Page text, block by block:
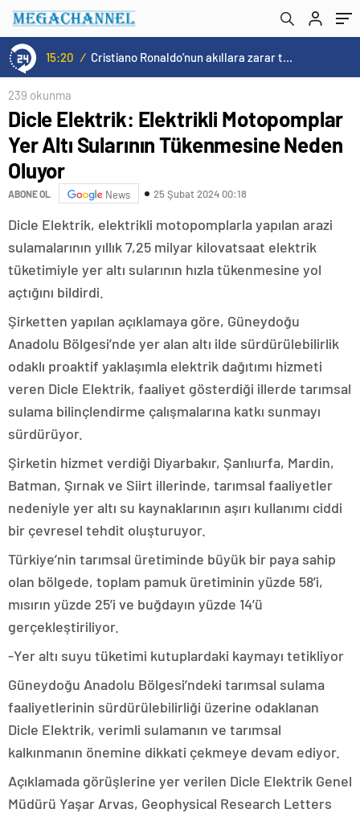
15:20 / Cristiano Ronaldo’nun akıllara zarar tüm kariyerinin istatistiğini çıkardık !
239 okunma
Dicle Elektrik: Elektrikli Motopomplar
Yer Altı Sularının Tükenmesine Neden
Oluyor
ABONE OL News 25 Şubat 2024 00:18
Dicle Elektrik, elektrikli motopomplarla yapılan arazi
sulamalarının yıllık 7,25 milyar kilovatsaat elektrik
tüketimiyle yer altı sularının hızla tükenmesine yol
açtığını bildirdi.
Şirketten yapılan açıklamaya göre, Güneydoğu
Anadolu Bölgesi’nde yer alan altı ilde sürdürülebilirlik
odaklı proaktif yaklaşımla elektrik dağıtımı hizmeti
veren Dicle Elektrik, faaliyet gösterdiği illerde tarımsal
sulama bilinçlendirme çalışmalarına katkı sunmayı
sürdürüyor.
Şirketin hizmet verdiği Diyarbakır, Şanlıurfa, Mardin,
Batman, Şırnak ve Siirt illerinde, tarımsal faaliyetler
nedeniyle yer altı su kaynaklarının aşırı kullanımı ciddi
bir çevresel tehdit oluşturuyor.
Türkiye’nin tarımsal üretiminde büyük bir paya sahip
olan bölgede, toplam pamuk üretiminin yüzde 58’i,
mısırın yüzde 25’i ve buğdayın yüzde 14’ü
gerçekleştiriliyor.
-Yer altı suyu tüketimi kutuplardaki kaymayı tetikliyor
Güneydoğu Anadolu Bölgesi’ndeki tarımsal sulama
faaliyetlerinin sürdürülebilirliği üzerine odaklanan
Dicle Elektrik, verimli sulamanın ve tarımsal
kalkınmanın önemine dikkati çekmeye devam ediyor.
Açıklamada görüşlerine yer verilen Dicle Elektrik Genel
Müdürü Yaşar Arvas, Geophysical Research Letters